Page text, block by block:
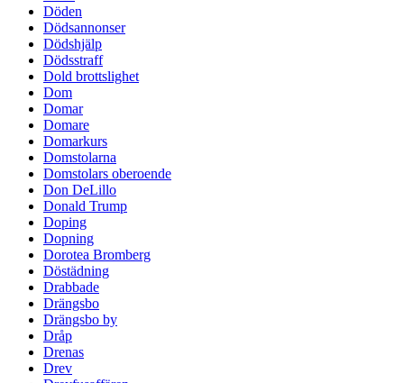
Döden
Dödsannonser
Dödshjälp
Dödsstraff
Dold brottslighet
Dom
Domar
Domare
Domarkurs
Domstolarna
Domstolars oberoende
Don DeLillo
Donald Trump
Doping
Dopning
Dorotea Bromberg
Döstädning
Drabbade
Drängsbo
Drängsbo by
Dråp
Drenas
Drev